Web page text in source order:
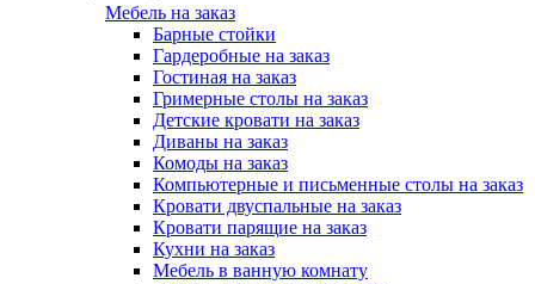
Мебель на заказ
Барные стойки
Гардеробные на заказ
Гостиная на заказ
Гримерные столы на заказ
Детские кровати на заказ
Диваны на заказ
Комоды на заказ
Компьютерные и письменные столы на заказ
Кровати двуспальные на заказ
Кровати парящие на заказ
Кухни на заказ
Мебель в ванную комнату